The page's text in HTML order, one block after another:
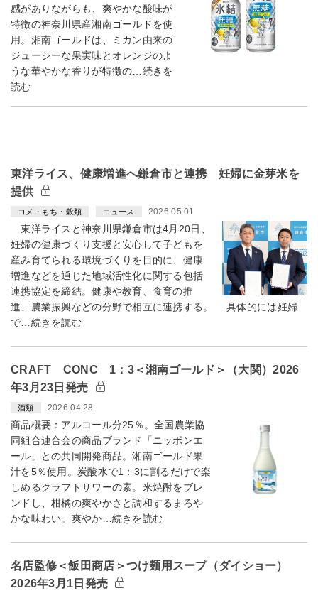
感がありながらも、爽やかな酸味が
特徴の神奈川県産湘南ゴールドを使
用。湘南ゴールドは、ミカン由来の
ジューシーな果実味とオレンジのよ
うな華やかな香りが特徴の…続きを
読む
東洋ライス、健康増進へ鎌倉市と連携 妊婦に金芽米を
提供
コメ・もち・穀類 ニュース 2026.05.01
東洋ライスと神奈川県鎌倉市は4月20日、
妊婦の健康づくり支援と安心して子どもを
産み育てられる環境づくりを目的に、健康
増進などを通じた地域活性化に関する包括
連携協定を締結。健康や教育、食育の推
進、農業振興などの分野で相互に連携する。 具体的には妊婦
で…続きを読む
CRAFT CONC 1：3＜湘南ゴールド＞（大関）2026
年3月23日発売
酒類 2026.04.28
商品概要：アルコール分25％。全国農業協
同組合連合会の商品ブランド「ニッポンエ
ール」との共同開発商品。湘南ゴールド果
汁を5％使用。炭酸水で1：3に割るだけで楽
しめるクラフトサワーの素。米焼酎をブレ
ンドし、柑橘の爽やかさと調和するまろや
かな味わい。爽やか…続きを読む
名店監修＜飯田商店＞つけ麺用スープ（ダイショー）
2026年3月1日発売